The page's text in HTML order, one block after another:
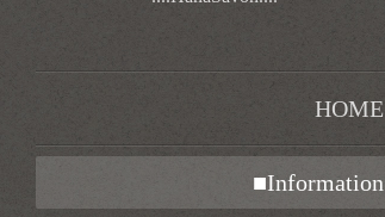
HOME
■Information